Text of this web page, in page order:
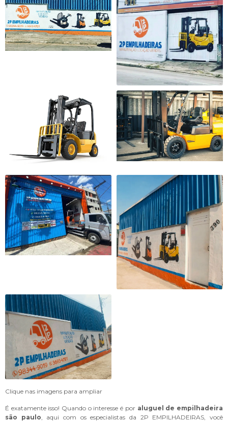
Clique nas imagens para ampliar
É exatamente isso! Quando o interesse é por aluguel de empilhadeira
são paulo, aqui com os especialistas da 2P EMPILHADEIRAS, você